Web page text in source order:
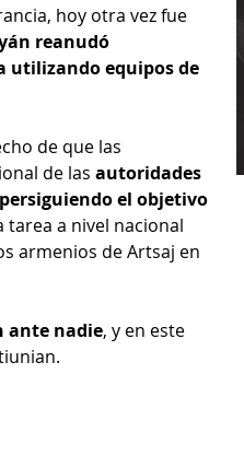
hoy otra vez fue
reanudó
utilizando equipos de
de que las
de las autoridades
el objetivo
tarea a nivel nacional
armenios de Artsaj en
ante nadie, y en este